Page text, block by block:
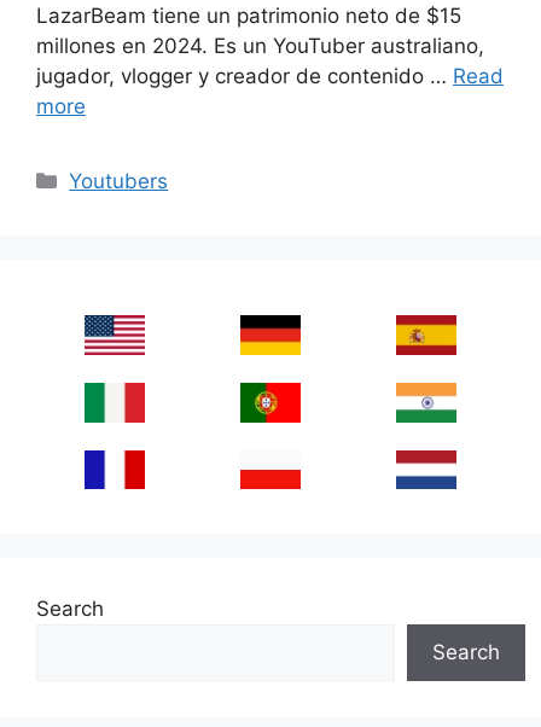
LazarBeam tiene un patrimonio neto de $15
millones en 2024. Es un YouTuber australiano,
jugador, vlogger y creador de contenido … Read
more
Categories
Youtubers
Search
Search